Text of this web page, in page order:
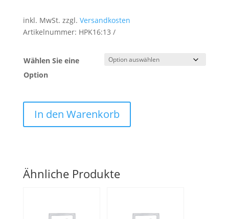
inkl. MwSt. zzgl. Versandkosten
Artikelnummer: HPK16:13
Wählen Sie eine
Option
In den Warenkorb
Ähnliche Produkte